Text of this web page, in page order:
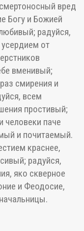
вред
Богу и Божией
радуйся,
от
вменивый;
смирения и
всем
простивый;
человеки паче
и почитаемый.
краснее,
радуйся,
яко скверное
и Феодосие,